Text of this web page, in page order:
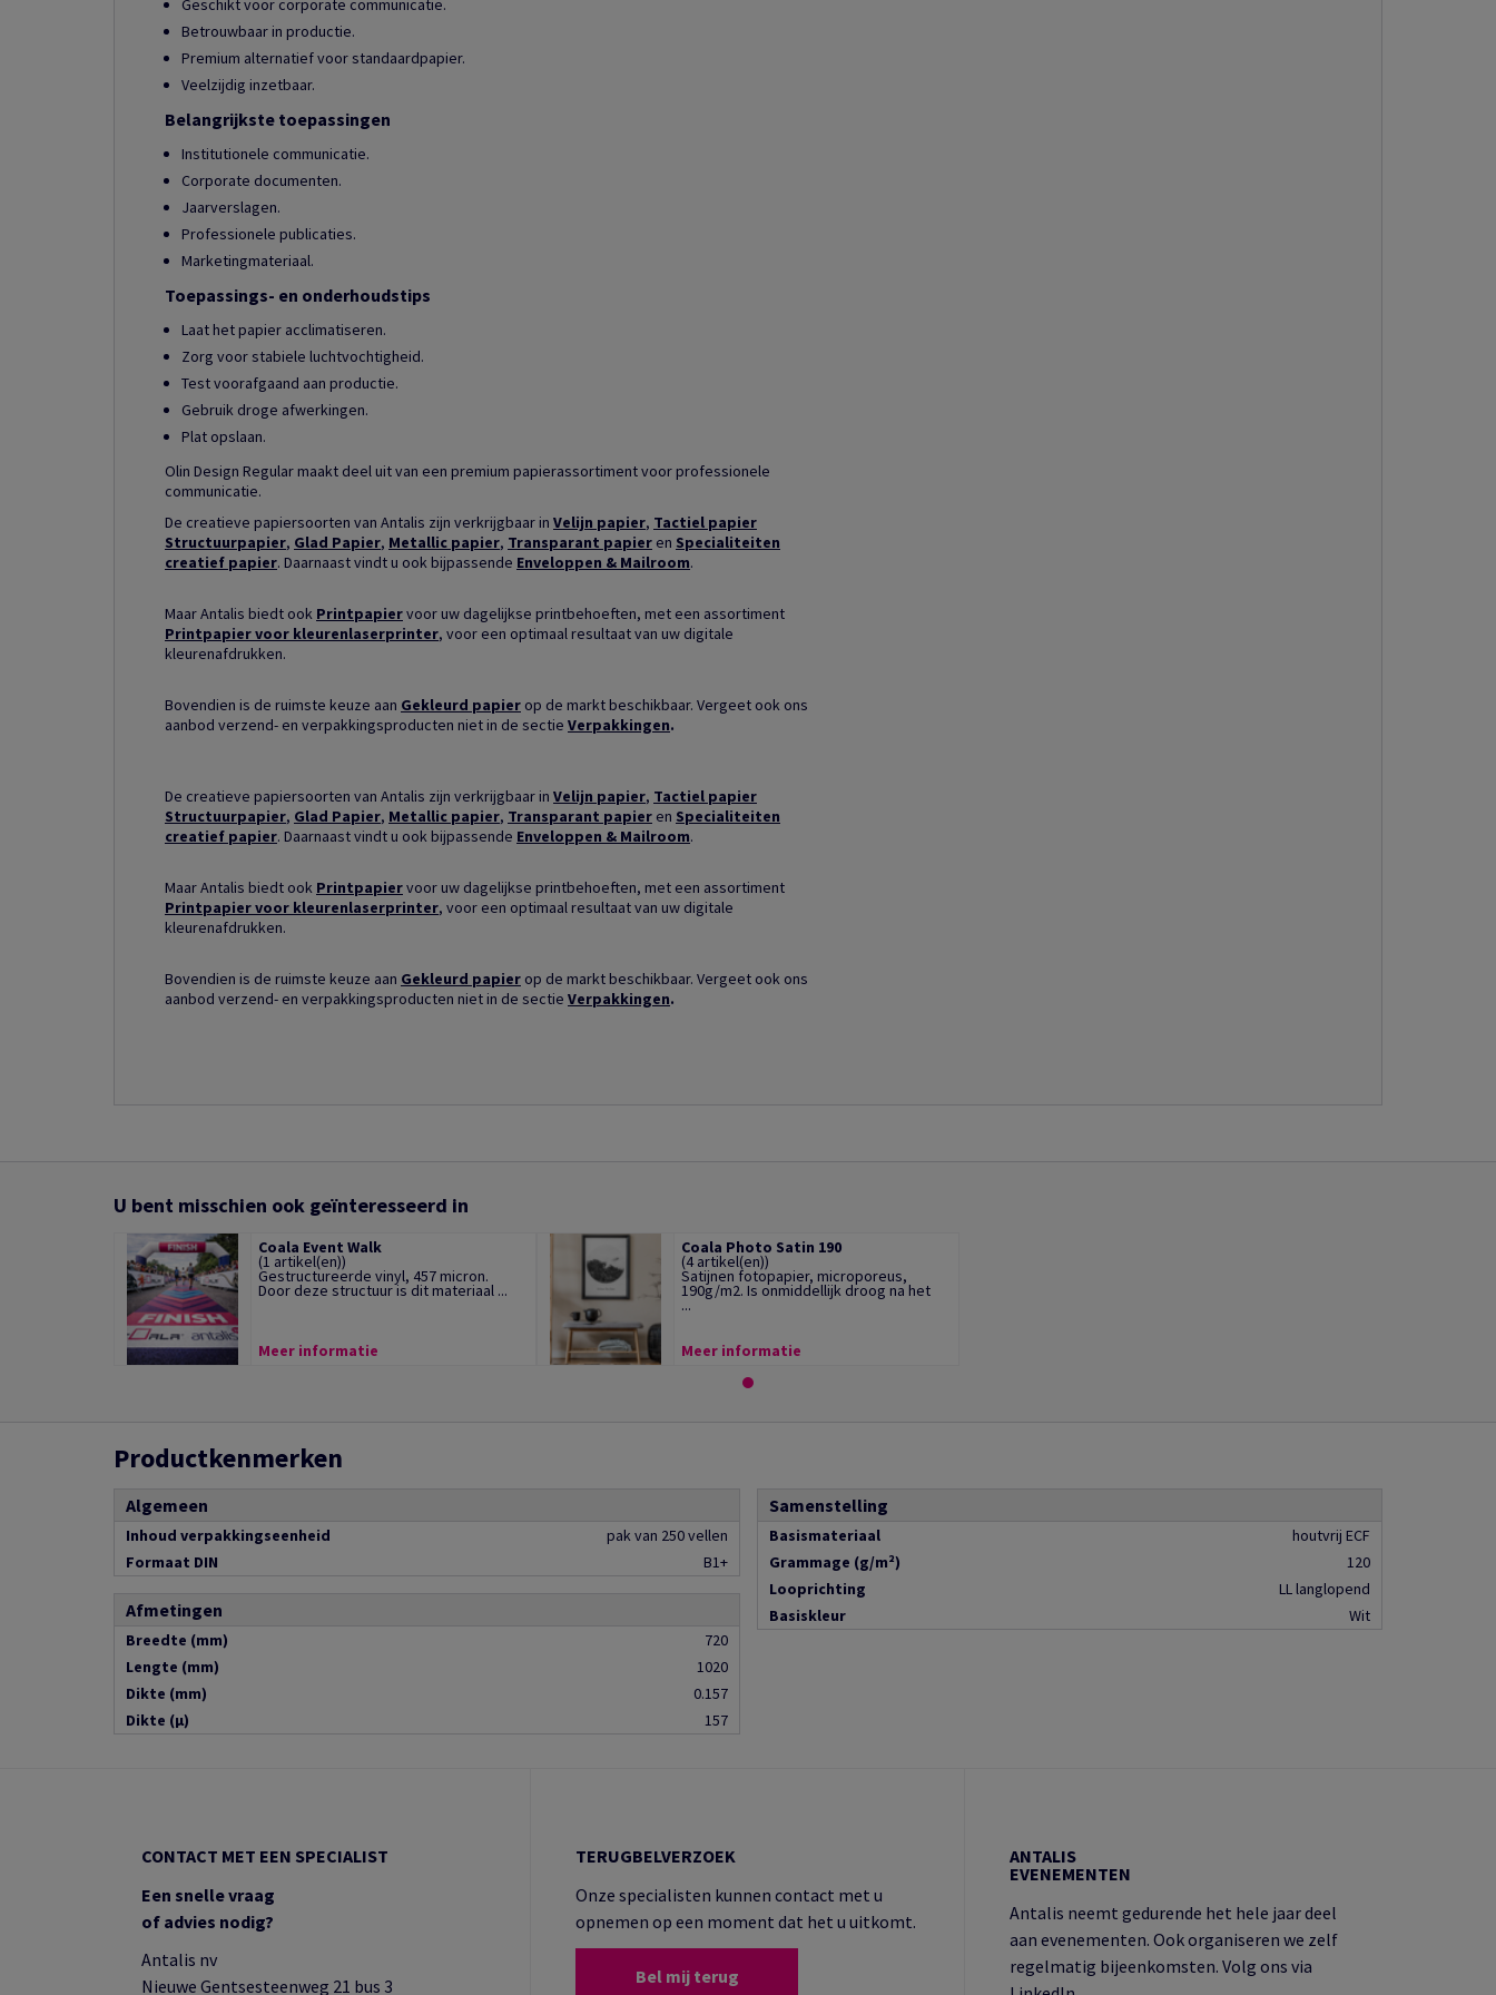
Geschikt voor corporate communicatie.
Betrouwbaar in productie.
Premium alternatief voor standaardpapier.
Veelzijdig inzetbaar.
Belangrijkste toepassingen
Institutionele communicatie.
Corporate documenten.
Jaarverslagen.
Professionele publicaties.
Marketingmateriaal.
Toepassings- en onderhoudstips
Laat het papier acclimatiseren.
Zorg voor stabiele luchtvochtigheid.
Test voorafgaand aan productie.
Gebruik droge afwerkingen.
Plat opslaan.
Olin Design Regular maakt deel uit van een premium papierassortiment voor professionele
communicatie.
De creatieve papiersoorten van Antalis zijn verkrijgbaar in Velijn papier, Tactiel papier
Structuurpapier, Glad Papier, Metallic papier, Transparant papier en Specialiteiten
creatief papier. Daarnaast vindt u ook bijpassende Enveloppen & Mailroom.
Maar Antalis biedt ook Printpapiervoor uw dagelijkse printbehoeften, met een assortiment
Printpapier voor kleurenlaserprinter, voor een optimaal resultaat van uw digitale
kleurenafdrukken.
Bovendien is de ruimste keuze aan Gekleurd papier op de markt beschikbaar. Vergeet ook ons
aanbod verzend- en verpakkingsproducten niet in de sectie Verpakkingen.
De creatieve papiersoorten van Antalis zijn verkrijgbaar in Velijn papier, Tactiel papier
Structuurpapier, Glad Papier, Metallic papier, Transparant papier en Specialiteiten
creatief papier. Daarnaast vindt u ook bijpassende Enveloppen & Mailroom.
Maar Antalis biedt ook Printpapiervoor uw dagelijkse printbehoeften, met een assortiment
Printpapier voor kleurenlaserprinter, voor een optimaal resultaat van uw digitale
kleurenafdrukken.
Bovendien is de ruimste keuze aan Gekleurd papier op de markt beschikbaar. Vergeet ook ons
aanbod verzend- en verpakkingsproducten niet in de sectie Verpakkingen.
U bent misschien ook geïnteresseerd in
Coala Event Walk
(1 artikel(en))
Gestructureerde vinyl, 457 micron.
Door deze structuur is dit materiaal ...
Meer informatie
Coala Photo Satin 190
(4 artikel(en))
Satijnen fotopapier, microporeus,
190g/m2. Is onmiddellijk droog na het
...
Meer informatie
Productkenmerken
Algemeen
Inhoud verpakkingseenheid
pak van 250 vellen
Formaat DIN
B1+
Afmetingen
Breedte (mm)
720
Lengte (mm)
1020
Dikte (mm)
0.157
Dikte (µ)
157
Samenstelling
Basismateriaal
houtvrij ECF
Grammage (g/m²)
120
Looprichting
LL langlopend
Basiskleur
Wit
CONTACT MET EEN SPECIALIST
Een snelle vraag
of advies nodig?
Antalis nv
Nieuwe Gentsesteenweg 21 bus 3
TERUGBELVERZOEK
Onze specialisten kunnen contact met u
opnemen op een moment dat het u uitkomt.
Bel mij terug
ANTALIS
EVENEMENTEN
Antalis neemt gedurende het hele jaar deel
aan evenementen. Ook organiseren we zelf
regelmatig bijeenkomsten. Volg ons via